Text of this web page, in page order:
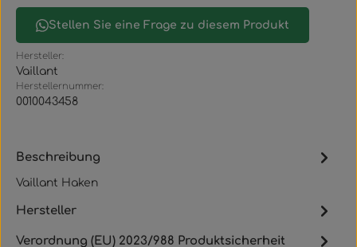
Stellen Sie eine Frage zu diesem Produkt
Hersteller:
Vaillant
Herstellernummer:
0010043458
Beschreibung
Vaillant Haken
Hersteller
Verordnung (EU) 2023/988 Produktsicherheit